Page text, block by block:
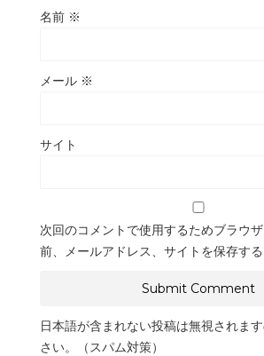
名前 ※
メール ※
サイト
次回のコメントで使用するためブラウ
前、メールアドレス、サイトを保存する
日本語が含まれない投稿は無視されま
さい。（スパム対策）